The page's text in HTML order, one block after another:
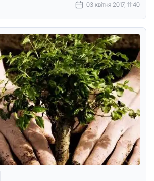
03 квітня 2017, 11:40